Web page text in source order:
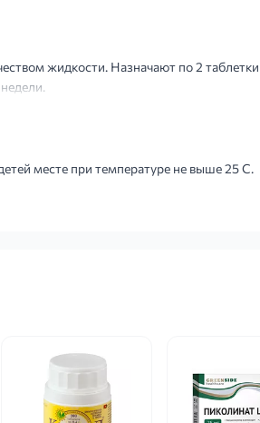
жидкости. Назначают по 2 таблетки
месте при температуре не выше 25 С.